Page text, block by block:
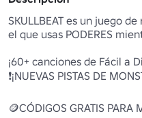
SKULLBEAT es un juego
el que usas PODERES
¡60+ canciones de Fácil a
❗¡NUEVAS PISTAS DE
🪙CÓDIGOS GRATIS